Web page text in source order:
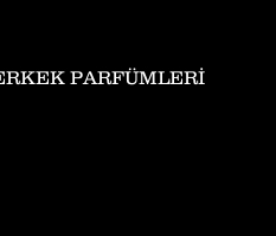
PARFÜMLERİ